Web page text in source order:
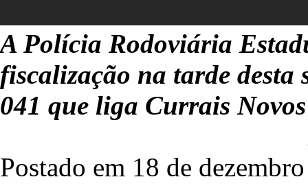
A Polícia Rodoviária
fiscalização na tarde
041 que liga Currais
Postado em 18 de